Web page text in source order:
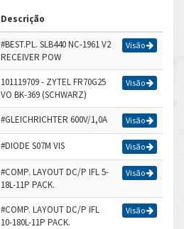
Descrição
#BEST.PL. SLB440 NC-1961 V2
RECEIVER POW
Visão
101119709 - ZYTEL FR70G25
VO BK-369 (SCHWARZ)
Visão
#GLEICHRICHTER 600V/1,0A Visão
#DIODE S07M VIS Visão
#COMP. LAYOUT DC/P IFL 5-
18L-11P PACK.
Visão
#COMP. LAYOUT DC/P IFL
10-180L-11P PACK.
Visão